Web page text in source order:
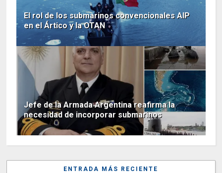
El rol de los submarinos convencionales AIP
en el Ártico y la OTAN
Jefe de la Armada Argentina reafirma la
necesidad de incorporar submarinos
ENTRADA MÁS RECIENTE